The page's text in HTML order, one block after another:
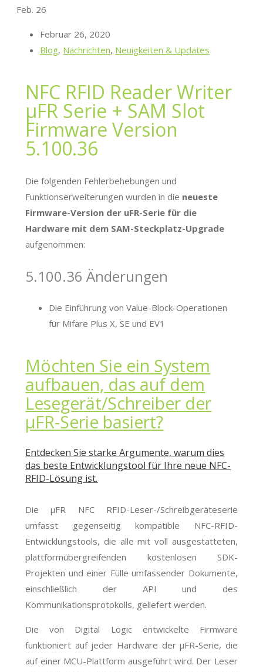
Feb. 26
Februar 26, 2020
Blog, Nachrichten, Neuigkeiten & Updates
NFC RFID Reader Writer
μFR Serie + SAM Slot
Firmware Version
5.100.36
Die folgenden Fehlerbehebungen und
Funktionserweiterungen wurden in die neueste
Firmware-Version der uFR-Serie für die
Hardware mit dem SAM-Steckplatz-Upgrade
aufgenommen:
5.100.36 Änderungen
Die Einführung von Value-Block-Operationen
für Mifare Plus X, SE und EV1
Möchten Sie ein System
aufbauen, das auf dem
Lesegerät/Schreiber der
μFR-Serie basiert?
Entdecken Sie starke Argumente, warum dies
das beste Entwicklungstool für Ihre neue NFC-
RFID-Lösung ist.
Die μFR NFC RFID-Leser-/Schreibgeräteserie
umfasst gegenseitig kompatible NFC-RFID-
Entwicklungstools, die alle mit voll ausgestatteten,
plattformübergreifenden kostenlosen SDK-
Projekten und einer Fülle umfassender Dokumente,
einschließlich der API und des
Kommunikationsprotokolls, geliefert werden.
Die von Digital Logic entwickelte Firmware
funktioniert auf jeder Hardware der μFR-Serie, die
auf einer MCU-Plattform ausgeführt wird. Der Leser